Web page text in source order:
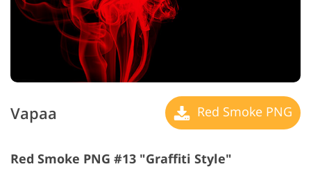
Vapaa Red Smoke PNG
Red Smoke PNG #13 "Graffiti Style"